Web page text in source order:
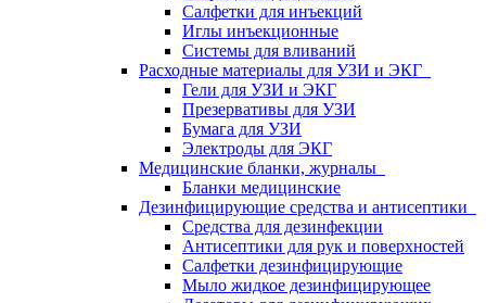
Салфетки для инъекций
Иглы инъекционные
Системы для вливаний
Расходные материалы для УЗИ и ЭКГ
Гели для УЗИ и ЭКГ
Презервативы для УЗИ
Бумага для УЗИ
Электроды для ЭКГ
Медицинские бланки, журналы
Бланки медицинские
Дезинфицирующие средства и антисептики
Средства для дезинфекции
Антисептики для рук и поверхностей
Салфетки дезинфицирующие
Мыло жидкое дезинфицирующее